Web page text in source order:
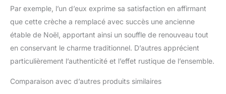
Par exemple, l’un d’eux exprime sa satisfaction en affirmant
que cette crèche a remplacé avec succès une ancienne
étable de Noël, apportant ainsi un souffle de renouveau tout
en conservant le charme traditionnel. D’autres apprécient
particulièrement l’authenticité et l’effet rustique de l’ensemble.
Comparaison avec d’autres produits similaires